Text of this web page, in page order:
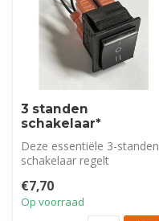
3 standen
schakelaar*
Deze essentiële 3-standen
schakelaar regelt
uw ventila...
€7,70
Op voorraad